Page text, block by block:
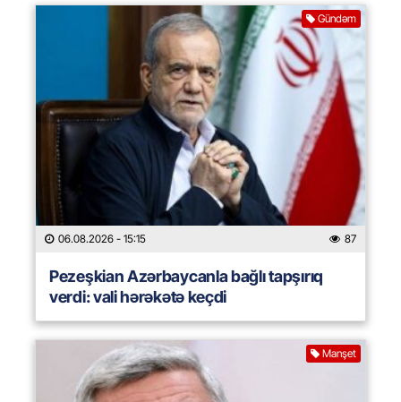
Gündəm
06.08.2026 - 15:15 87
Pezeşkian Azərbaycanla bağlı tapşırıq
verdi: vali hərəkətə keçdi
Manşet